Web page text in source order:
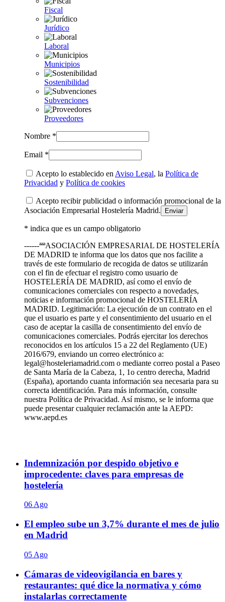
Fiscal
Jurídico
Laboral
Municipios
Sostenibilidad
Subvenciones
Proveedores
Nombre *
Email *
Acepto lo establecido en Aviso Legal, la Política de
Privacidad y Política de cookies
Acepto recibir publicidad o información promocional de la
Asociación Empresarial Hostelería Madrid.
* indica que es un campo obligatorio
------ªªªASOCIACIÓN EMPRESARIAL DE HOSTELERÍA
DE MADRID te informa que los datos que nos facilite a
través de este formulario de recogida de datos se utilizarán
con el fin de efectuar el registro como usuario de
HOSTELERÍA DE MADRID, así como el envío de
comunicaciones comerciales con respecto a novedades,
noticias e información promocional de HOSTELERÍA
MADRID. Legitimación: La ejecución de un contrato en el
que el usuario es parte y el consentimiento del usuario en el
caso de aceptar la casilla de consentimiento del envío de
comunicaciones comerciales. Podrás ejercitar los derechos
reconocidos en los artículos 15 a 22 del Reglamento (UE)
2016/679, enviando un correo electrónico a:
legal@hosteleriamadrid.com o mediante correo postal a Paseo
de Santa María de la Cabeza, 1, 1o centro derecha, Madrid
(España), aportando cuanta información sea necesaria para su
correcta identificación. Para más información, consulte
nuestra Política de Privacidad. Así mismo, se le informa que
puede presentar cualquier reclamación ante la AEPD:
www.aepd.es
Indemnización por despido objetivo e
improcedente: claves para empresas de
hostelería
06 Ago
El empleo sube un 3,7% durante el mes de julio
en Madrid
05 Ago
Cámaras de videovigilancia en bares y
restaurantes: qué dice la normativa y cómo
instalarlas correctamente